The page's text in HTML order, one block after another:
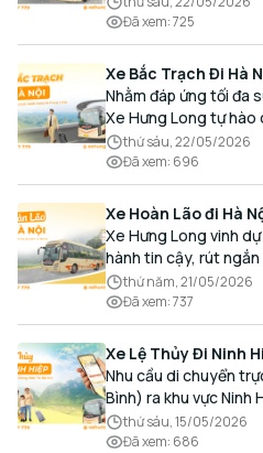
thoải mái và đúng giờ.
Đã xem:725
Xe Bắc Trạch Đi Hà
Hành Cùng Xe Hưng
Nhằm đáp ứng tối đa
Xe Hưng Long tự
lượng cao, an toàn
thứ sáu, 22/05/2026
Đã xem: 696
Xe Hoàn Lão đi Hà
Cao cấp, Đón trả
Xe Hưng Long vinh
hành tin cậy, rút ngắn
và Thủ đô bằng chất
thứ năm, 21/05/2026
Đã xem:737
Xe Lệ Thủy Đi Ninh
Đón Trả Tận Nơi
Nhu cầu di chuyển
Bình) ra khu vực Ninh
càng gia tăng, đặc
nhu cầu giao thương,
thứ sáu, 15/05/2026
Đã xem: 686